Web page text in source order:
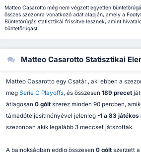
Matteo Casarotto még nem végzett egyetlen
összes szezonra vonatkozó adat alapján, amely a
Büntetőrúgás statisztikái frissítve lesznek, amint
büntetőrúgást.
Matteo Casarotto Statisztikai
Matteo Casarotto egy Csatár , aki ebben a
meg Serie C Playoffs, és összesen 189 precet
átlagosan 0 góltszerez minden 90 percben,
támadóteljesítményével jelenleg -1 a 83 játékos
szezonban akik legalább 3 meccset játszottak.
A bajnokságban eddig összesen 0 góltszerzett a